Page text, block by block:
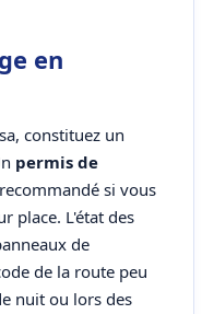
en
constituez un
permis de
si vous
place. L'état des
de
de la route peu
nuit ou lors des